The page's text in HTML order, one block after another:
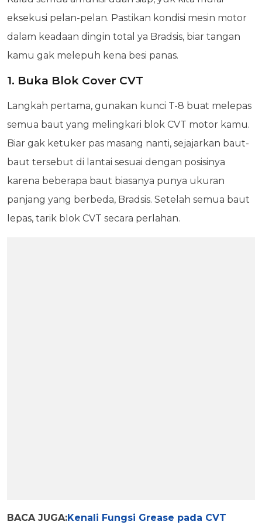
eksekusi pelan-pelan. Pastikan kondisi mesin motor
dalam keadaan dingin total ya Bradsis, biar tangan
kamu gak melepuh kena besi panas.
1. Buka Blok Cover CVT
Langkah pertama, gunakan kunci T-8 buat melepas
semua baut yang melingkari blok CVT motor kamu.
Biar gak ketuker pas masang nanti, sejajarkan baut-
baut tersebut di lantai sesuai dengan posisinya
karena beberapa baut biasanya punya ukuran
panjang yang berbeda, Bradsis. Setelah semua baut
lepas, tarik blok CVT secara perlahan.
BACA JUGA:Kenali Fungsi Grease pada CVT